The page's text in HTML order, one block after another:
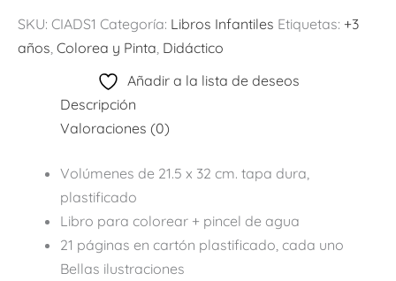
SKU: CIADS1 Categoría: Libros Infantiles Etiquetas: +3
años Colorea y Pinta Didáctico
Añadir a la lista de deseos
Descripción
Valoraciones (0)
Volúmenes de 21.5 x 32 cm. tapa dura,
plastificado
Libro para colorear + pincel de agua
21 páginas en cartón plastificado, cada uno
Bellas ilustraciones